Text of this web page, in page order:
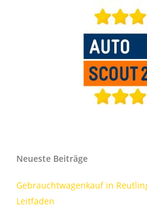
Neueste Beiträge
Gebrauchtwagenkauf in
Leitfaden